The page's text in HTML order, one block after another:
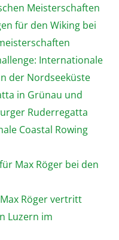
Meisterschaften
für den Wiking bei
Internationale
der Nordseeküste
in Grünau und
Ruderregatta
Coastal Rowing
Max Röger bei den
Röger vertritt
Luzern im